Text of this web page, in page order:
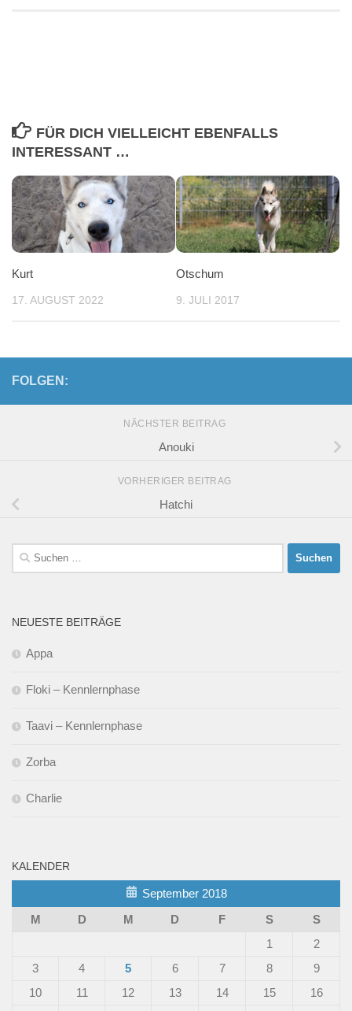
FÜR DICH VIELLEICHT EBENFALLS
INTERESSANT …
Kurt
17. AUGUST 2022
Otschum
9. JULI 2017
FOLGEN:
NÄCHSTER BEITRAG
Anouki
VORHERIGER BEITRAG
Hatchi
Suchen
nach:
NEUESTE BEITRÄGE
Appa
Floki – Kennlernphase
Taavi – Kennlernphase
Zorba
Charlie
KALENDER
September 2018
M
D M D F S
S
1
2
3
4 5 6 7 8
9
10
11 12 13 14 15
16